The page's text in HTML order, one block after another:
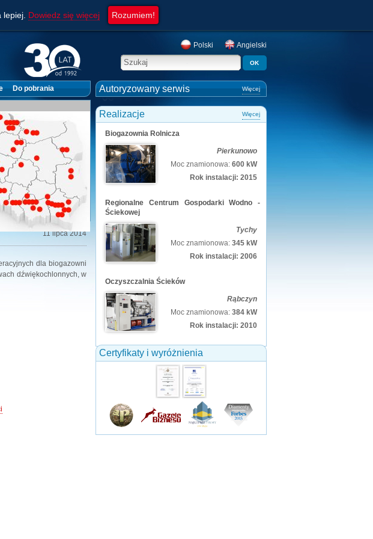
Polski Angielski
Do pobrania
11 lipca 2014
dla biogazowni
dźwiękochlonnych, w
Autoryzowany serwis Więcej
Realizacje Więcej
Biogazownia Rolnicza
Pierkunowo
Moc znamionowa: 600 kW
Rok instalacji: 2015
Regionalne Centrum Gospodarki Wodno -
Ściekowej
Tychy
Moc znamionowa: 345 kW
Rok instalacji: 2006
Oczyszczalnia Ścieków
Rąbczyn
Moc znamionowa: 384 kW
Rok instalacji: 2010
Certyfikaty i wyróżnienia
Dowiedz się więcej Rozumiem!